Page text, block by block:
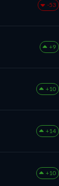
-53
+9
+10
+14
+10